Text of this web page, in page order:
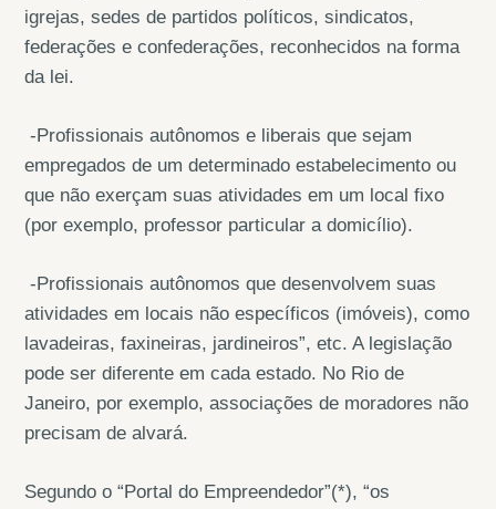
igrejas, sedes de partidos políticos, sindicatos,
federações e confederações, reconhecidos na forma
da lei.
-Profissionais autônomos e liberais que sejam
empregados de um determinado estabelecimento ou
que não exerçam suas atividades em um local fixo
(por exemplo, professor particular a domicílio).
-Profissionais autônomos que desenvolvem suas
atividades em locais não específicos (imóveis), como
lavadeiras, faxineiras, jardineiros”, etc. A legislação
pode ser diferente em cada estado. No Rio de
Janeiro, por exemplo, associações de moradores não
precisam de alvará.
Segundo o “Portal do Empreendedor”(*), “os